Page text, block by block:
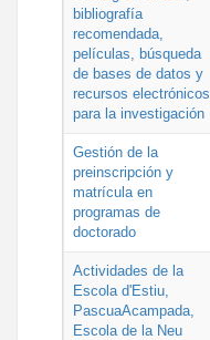
bibliografía
recomendada,
películas, búsqueda
de bases de datos y
recursos electrónicos
para la investigación
Gestión de la
preinscripción y
matrícula en
programas de
doctorado
Actividades de la
Escola d'Estiu,
PascuaAcampada,
Escola de la Neu